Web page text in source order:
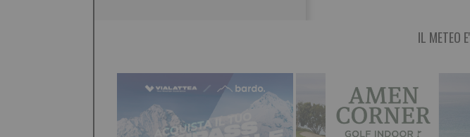
IL METEO